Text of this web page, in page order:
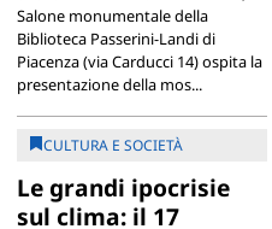
Salone monumentale della
Biblioteca Passerini-Landi di
Piacenza (via Carducci 14) ospita la
presentazione della mos...
CULTURA E SOCIETÀ
Le grandi ipocrisie
sul clima: il 17